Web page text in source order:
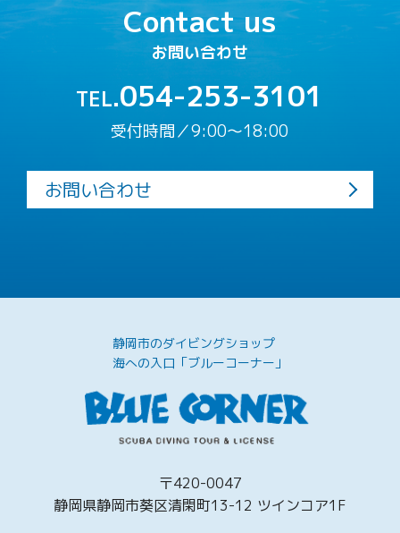
Contact us
お問い合わせ
TEL.054-253-3101
受付時間／9:00〜18:00
お問い合わせ
静岡市のダイビングショップ
海への入口「ブルーコーナー」
〒420-0047
静岡県静岡市葵区清閑町13-12 ツインコア1F